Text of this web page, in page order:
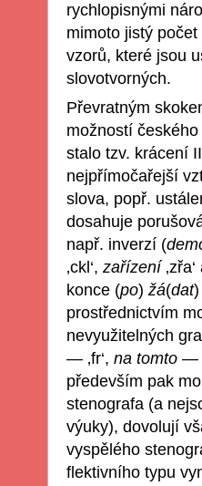
rychlopisnými
mimoto jistý
vzorů, které jsou
slovotvorných.
Převratným
možností
stalo tzv. krácení
nejpřímočařejší
slova, popř.
dosahuje
např. inverzí (
‚ckl‘, zařízení
konce (po)žá(dat
prostřednictvím
nevyužitelných
— ‚fr‘, na tomto —
především pak
stenografa (a
výuky), dovolují
vyspělého
flektivního typu